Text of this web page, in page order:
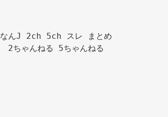
なんJ 2ch 5ch スレ まとめ
2ちゃんねる 5ちゃんねる